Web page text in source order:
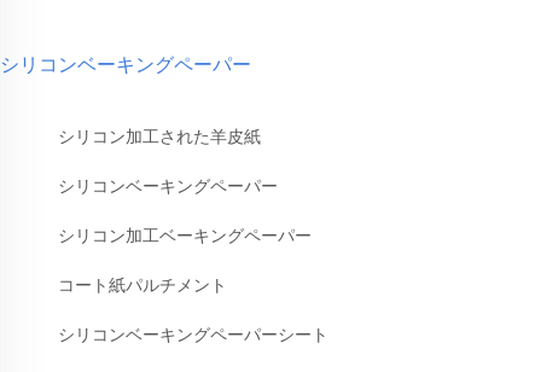
シリコンベーキングペーパー
シリコン加工された羊皮紙
シリコンベーキングペーパー
シリコン加工ベーキングペーパー
コート紙パルチメント
シリコンベーキングペーパーシート